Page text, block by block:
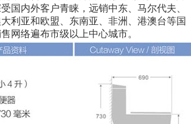
国内外客户青睐，远销中东、马尔代夫、
利亚和欧盟、东南亚、非洲、港澳台等国
网络遍布市级以上中心城市。